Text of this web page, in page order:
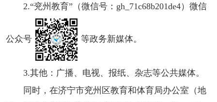
2.“兖州教育”（微信号：gh_71c68b201de4）微信
公众号 等政务新媒体。
3.其他：广播、电视、报纸、杂志等公共媒体。
同时，在济宁市兖州区教育和体育局办公室（地